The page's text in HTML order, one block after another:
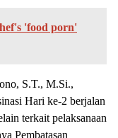
'food porn'
S.T., M.Si.,
Hari ke-2 berjalan
terkait pelaksanaan
Pembatasan